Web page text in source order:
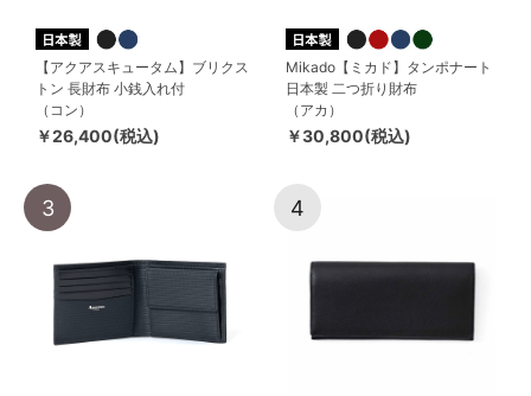
【アクアスキュータム】ブリクス
トン 長財布 小銭入れ付
（コン）
￥26,400(税込)
Mikado【ミカド】タンポナート
日本製 二つ折り財布
（アカ）
￥30,800(税込)
3 4